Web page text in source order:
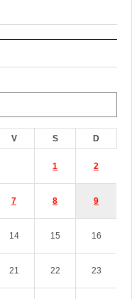
V S D
1 2
7 8 9
14 15 16
21 22 23